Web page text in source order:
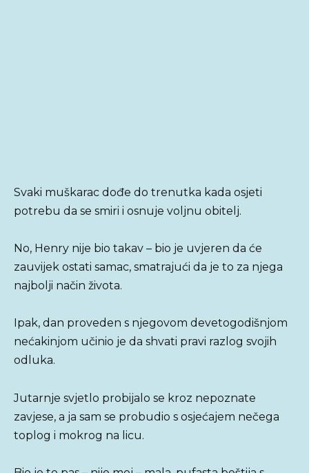
Svaki muškarac dođe do trenutka kada osjeti
potrebu da se smiri i osnuje voljnu obitelj.
No, Henry nije bio takav – bio je uvjeren da će
zauvijek ostati samac, smatrajući da je to za njega
najbolji način života.
Ipak, dan proveden s njegovom devetogodišnjom
nećakinjom učinio je da shvati pravi razlog svojih
odluka.
Jutarnje svjetlo probijalo se kroz nepoznate
zavjese, a ja sam se probudio s osjećajem nečega
toplog i mokrog na licu.